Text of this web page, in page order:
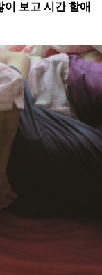
보고 시간 할애